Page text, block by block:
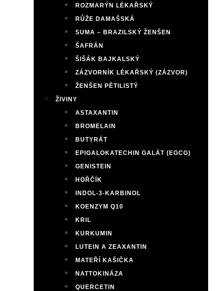
ROZMARÝN LÉKAŘSKÝ
RŮŽE DAMAŠSKÁ
SUMA – BRAZILSKÝ ŽENŠEN
ŠAFRÁN
ŠIŠÁK BAJKALSKÝ
ZÁZVORNÍK LÉKAŘSKÝ (ZÁZVOR)
ŽENŠEN PĚTILISTÝ
ŽIVINY
ASTAXANTIN
BROMELAIN
BUTYRÁT
EPIGALOKATECHIN GALÁT (EGCG)
GENISTEIN
HOŘČÍK
INDOL-3-KARBINOL
KOENZYM Q10
KRIL
KURKUMIN
LUTEIN A ZEAXANTIN
MATEŘÍ KAŠIČKA
NATTOKINÁZA
QUERCETIN